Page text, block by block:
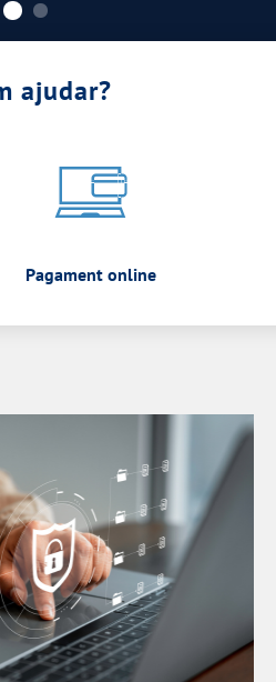
ajudar?
Pagament online